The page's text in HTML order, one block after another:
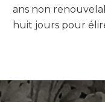
ans non
huit jours pour